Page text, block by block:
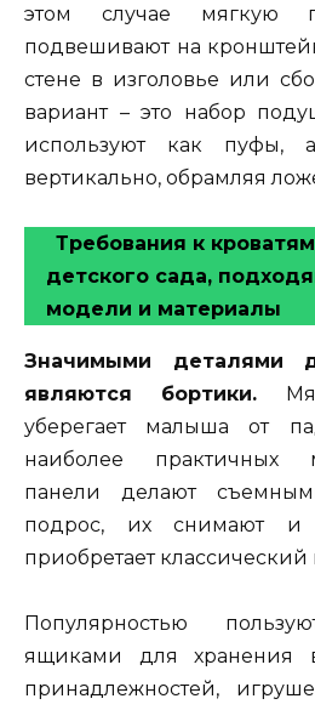
этом случае мягкую
подвешивают на
стене в изголовье или
вариант – это набор
используют как пуфы,
вертикально, обрамляя
Требования к
детского сада,
модели и материалы
Значимыми деталями
являются бортики.
уберегает малыша от
наиболее практичных
панели делают
подрос, их снимают и
приобретает классический
Популярностью
ящиками для хранения
принадлежностей,